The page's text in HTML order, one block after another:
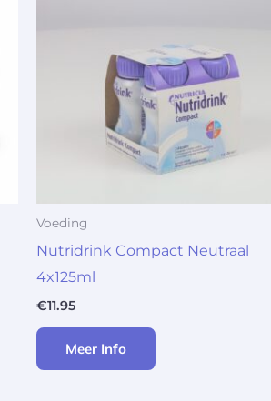
Voeding
Nutridrink Compact Neutraal
4x125ml
€11.95
Meer Info